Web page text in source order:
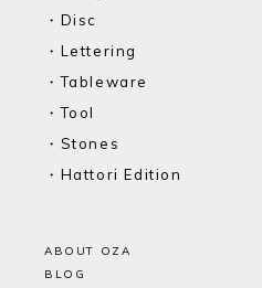
・Disc
・Lettering
・Tableware
・Tool
・Stones
・Hattori Edition
ABOUT OZA
BLOG